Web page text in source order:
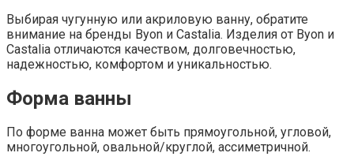
Выбирая чугунную или акриловую ванну, обратите
внимание на бренды Byon и Castalia. Изделия от Byon и
Castalia отличаются качеством, долговечностью,
надежностью, комфортом и уникальностью.
Форма ванны
По форме ванна может быть прямоугольной, угловой,
многоугольной, овальной/круглой, ассиметричной.